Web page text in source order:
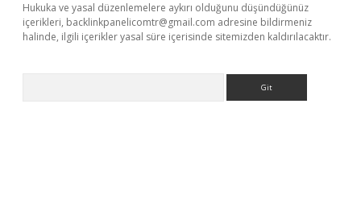
Hukuka ve yasal düzenlemelere aykırı olduğunu düşündüğünüz
içerikleri, backlinkpanelicomtr@gmail.com adresine bildirmeniz
halinde, ilgili içerikler yasal süre içerisinde sitemizden kaldırılacaktır.